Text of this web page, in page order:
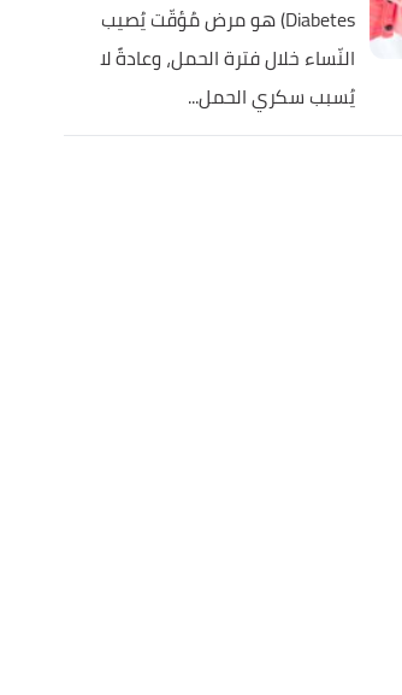
Diabetes) هو مرض مُؤقّت يُصيب
النّساء خلال فترة الحمل، وعادةً لا
يُسبب سكري الحمل...